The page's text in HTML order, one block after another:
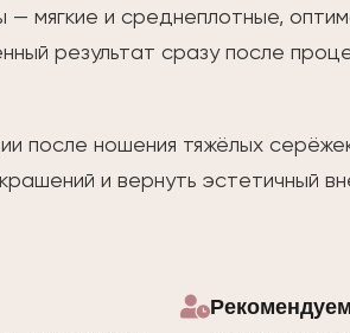
мягкие и среднеплотные,
результат сразу после
после ношения тяжёлых
и вернуть эстетичный